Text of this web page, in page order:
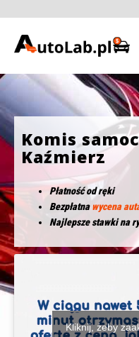
Komis
Kaźmierz
Płatność od ręki
Bezpłatnawycena
Najlepsze stawki na
Kliknij, żeby